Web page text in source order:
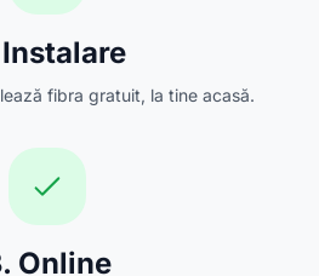
fibra gratuit, la tine acasă.
Online